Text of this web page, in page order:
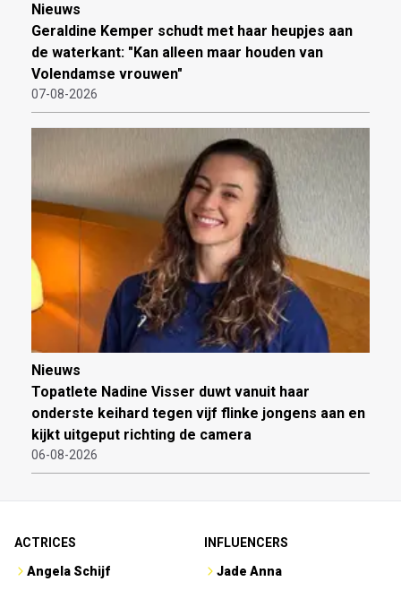
Nieuws
Geraldine Kemper schudt met haar heupjes aan
de waterkant: "Kan alleen maar houden van
Volendamse vrouwen"
07-08-2026
Nieuws
Topatlete Nadine Visser duwt vanuit haar
onderste keihard tegen vijf flinke jongens aan en
kijkt uitgeput richting de camera
06-08-2026
ACTRICES
Angela Schijf
INFLUENCERS
Jade Anna